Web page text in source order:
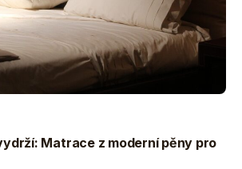
Matrace z moderní pěny pro